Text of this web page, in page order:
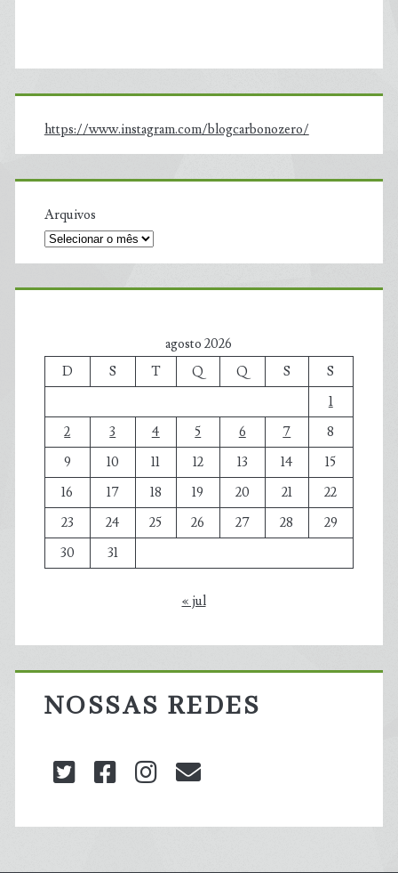
https://www.instagram.com/blogcarbonozero/
Arquivos
agosto 2026
D
S T Q Q S
S
1
2
3 4 5 6 7
8
9
10 11 12 13 14
15
16
17 18 19 20 21
22
23
24 25 26 27 28
29
30
31
« jul
NOSSAS REDES
twitterfacebookinstagram